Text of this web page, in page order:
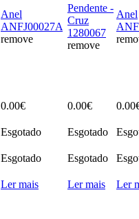
Anel
ANFJ00027A
remove
Pendente -
Cruz
1280067
remove
Anel
0.00€ 0.00€ 0.00
Esgotado Esgotado
Esgotado Esgotado
Ler mais Ler mais Ler